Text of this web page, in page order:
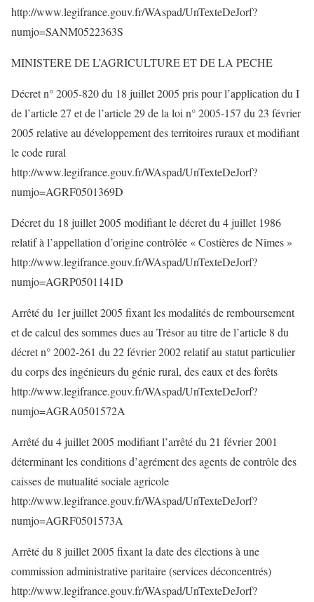
http://www.legifrance.gouv.fr/WAspad/UnTexteDeJorf?
numjo=SANM0522363S
MINISTERE DE L’AGRICULTURE ET DE LA PECHE
Décret n° 2005-820 du 18 juillet 2005 pris pour l’application du I
de l’article 27 et de l’article 29 de la loi n° 2005-157 du 23 février
2005 relative au développement des territoires ruraux et modifiant
le code rural
http://www.legifrance.gouv.fr/WAspad/UnTexteDeJorf?
numjo=AGRF0501369D
Décret du 18 juillet 2005 modifiant le décret du 4 juillet 1986
relatif à l’appellation d’origine contrôlée « Costières de Nîmes »
http://www.legifrance.gouv.fr/WAspad/UnTexteDeJorf?
numjo=AGRP0501141D
Arrêté du 1er juillet 2005 fixant les modalités de remboursement
et de calcul des sommes dues au Trésor au titre de l’article 8 du
décret n° 2002-261 du 22 février 2002 relatif au statut particulier
du corps des ingénieurs du génie rural, des eaux et des forêts
http://www.legifrance.gouv.fr/WAspad/UnTexteDeJorf?
numjo=AGRA0501572A
Arrêté du 4 juillet 2005 modifiant l’arrêté du 21 février 2001
déterminant les conditions d’agrément des agents de contrôle des
caisses de mutualité sociale agricole
http://www.legifrance.gouv.fr/WAspad/UnTexteDeJorf?
numjo=AGRF0501573A
Arrêté du 8 juillet 2005 fixant la date des élections à une
commission administrative paritaire (services déconcentrés)
http://www.legifrance.gouv.fr/WAspad/UnTexteDeJorf?